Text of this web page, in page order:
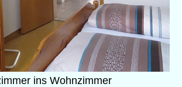
ins Wohnzimmer